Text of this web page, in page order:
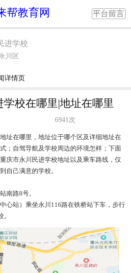
帮教育网 平台留言
进学校
川区
详情页
校在哪里|地址在哪里
6941次
址在哪里，地址位于哪个区及详细地址在
；自驾导航及学校周边的环境怎样；下面
庆市永川民进学校地址以及乘车路线，仅
自己满意的学校。
南路8号。
心站）乘坐永川116路在铁桥站下车，步行